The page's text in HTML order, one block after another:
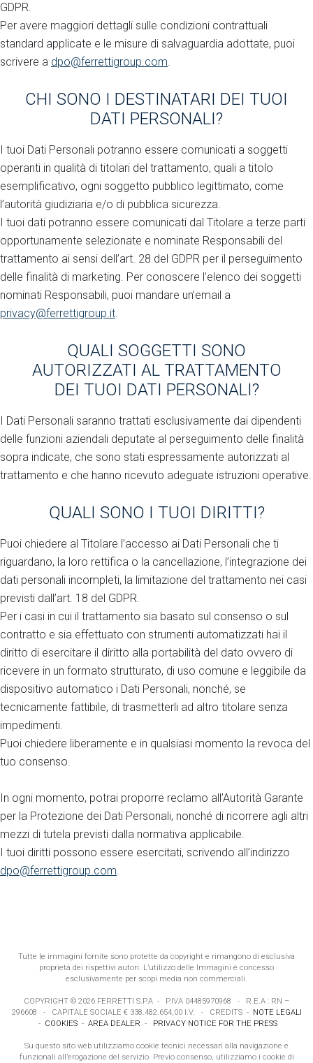
GDPR.
Per avere maggiori dettagli sulle condizioni contrattuali
standard applicate e le misure di salvaguardia adottate, puoi
scrivere a dpo@ferrettigroup.com.
CHI SONO I DESTINATARI DEI TUOI
DATI PERSONALI?
I tuoi Dati Personali potranno essere comunicati a soggetti
operanti in qualità di titolari del trattamento, quali a titolo
esemplificativo, ogni soggetto pubblico legittimato, come
l’autorità giudiziaria e/o di pubblica sicurezza.
I tuoi dati potranno essere comunicati dal Titolare a terze parti
opportunamente selezionate e nominate Responsabili del
trattamento ai sensi dell’art. 28 del GDPR per il perseguimento
delle finalità di marketing. Per conoscere l’elenco dei soggetti
nominati Responsabili, puoi mandare un’email a
privacy@ferrettigroup.it.
QUALI SOGGETTI SONO
AUTORIZZATI AL TRATTAMENTO
DEI TUOI DATI PERSONALI?
I Dati Personali saranno trattati esclusivamente dai dipendenti
delle funzioni aziendali deputate al perseguimento delle finalità
sopra indicate, che sono stati espressamente autorizzati al
trattamento e che hanno ricevuto adeguate istruzioni operative.
QUALI SONO I TUOI DIRITTI?
Puoi chiedere al Titolare l’accesso ai Dati Personali che ti
riguardano, la loro rettifica o la cancellazione, l’integrazione dei
dati personali incompleti, la limitazione del trattamento nei casi
previsti dall’art. 18 del GDPR.
Per i casi in cui il trattamento sia basato sul consenso o sul
contratto e sia effettuato con strumenti automatizzati hai il
diritto di esercitare il diritto alla portabilità del dato ovvero di
ricevere in un formato strutturato, di uso comune e leggibile da
dispositivo automatico i Dati Personali, nonché, se
tecnicamente fattibile, di trasmetterli ad altro titolare senza
impedimenti.
Puoi chiedere liberamente e in qualsiasi momento la revoca del
tuo consenso.
In ogni momento, potrai proporre reclamo all’Autorità Garante
per la Protezione dei Dati Personali, nonché di ricorrere agli altri
mezzi di tutela previsti dalla normativa applicabile.
I tuoi diritti possono essere esercitati, scrivendo all’indirizzo
dpo@ferrettigroup.com.
Tutte le immagini fornite sono protette da copyright e rimangono di esclusiva
proprietà dei rispettivi autori. L’utilizzo delle Immagini è concesso
esclusivamente per scopi media non commerciali.
COPYRIGHT © 2026 FERRETTI S.P.A - P.IVA 04485970968 - R.E.A : RN –
296608 - CAPITALE SOCIALE € 338.482.654,00 I.V. -
CREDITS- NOTE LEGALI
- COOKIES- AREA DEALER -
PRIVACY NOTICE FOR THE PRESS
Su questo sito web utilizziamo cookie tecnici necessari alla navigazione e
funzionali all’erogazione del servizio. Previo consenso, utilizziamo i cookie di